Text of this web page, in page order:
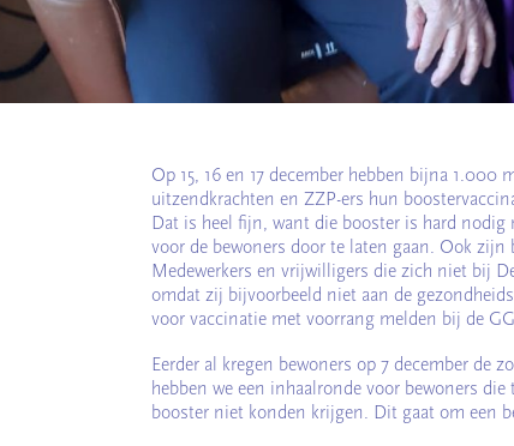
Op 15, 16 en 17 december hebben bijna 1.000
uitzendkrachten en ZZP-ers hun
Dat is heel fijn, want die booster is hard
voor de bewoners door te laten gaan. Ook zijn
Medewerkers en vrijwilligers die zich niet bij
omdat zij bijvoorbeeld niet aan de
voor vaccinatie met voorrang melden bij de
Eerder al kregen bewoners op 7 december de
hebben we een inhaalronde voor bewoners
booster niet konden krijgen. Dit gaat om een